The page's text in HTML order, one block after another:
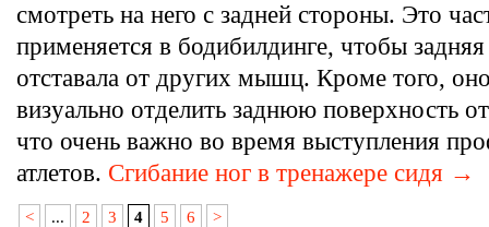
смотреть на него с задней стороны. Это
применяется в бодибилдинге, чтобы задняя
отставала от других мышц. Кроме того,
визуально отделить заднюю поверхность
что очень важно во время выступления
атлетов. Сгибание ног в тренажере сидя →
< ... 2 3 4 5 6 >